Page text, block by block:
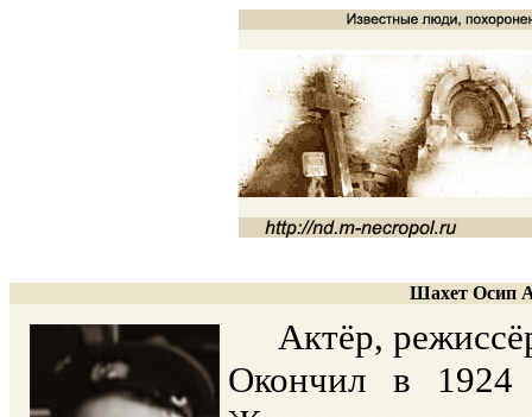
Шахет Осип
Актёр,
Окончил в